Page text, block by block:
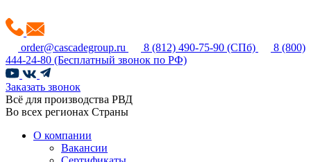
order@cascadegroup.ru 8 (812) 490-75-90 (СПб)
8 (800)
444-24-80 (Бесплатный звонок по РФ)
Заказать звонок
Всё для производства РВД
Во всех регионах Страны
О компании
Вакансии